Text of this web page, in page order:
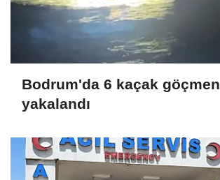
Bodrum'da 6 kaçak göçmen
yakalandı